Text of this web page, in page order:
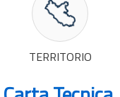
TERRITORIO